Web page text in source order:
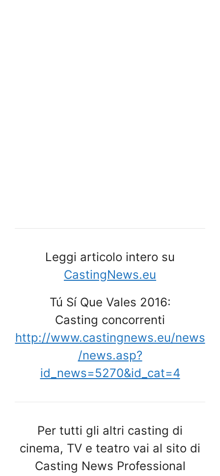
Leggi articolo intero su
CastingNews.eu
Tú Sí Que Vales 2016:
Casting concorrenti
http://www.castingnews.eu/news
/news.asp?
id_news=5270&id_cat=4
Per tutti gli altri casting di
cinema, TV e teatro vai al sito di
Casting News Professional